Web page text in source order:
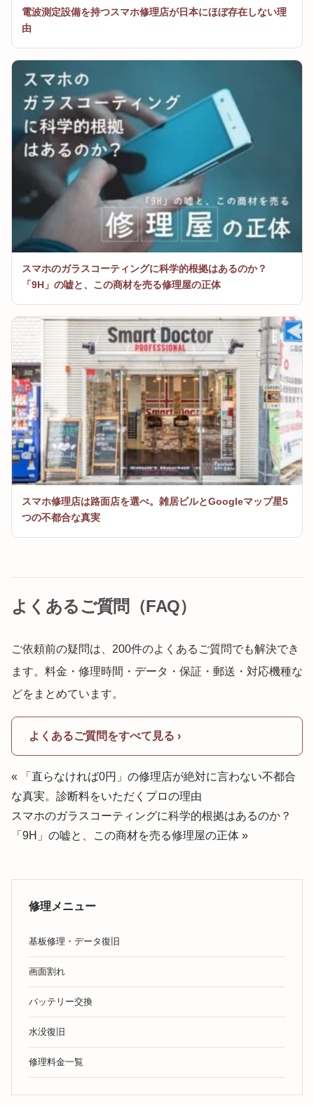
電波測定設備を持つスマホ修理店が日本にほぼ存在しない理
由
スマホのガラスコーティングに科学的根拠はあるのか？
「9H」の嘘と、この商材を売る修理屋の正体
スマホ修理店は路面店を選べ。雑居ビルとGoogleマップ星5
つの不都合な真実
よくあるご質問（FAQ）
ご依頼前の疑問は、200件のよくあるご質問でも解決でき
ます。料金・修理時間・データ・保証・郵送・対応機種な
どをまとめています。
よくあるご質問をすべて見る ›
« 「直らなければ0円」の修理店が絶対に言わない不都合
な真実。診断料をいただくプロの理由
スマホのガラスコーティングに科学的根拠はあるのか？
「9H」の嘘と、この商材を売る修理屋の正体 »
修理メニュー
基板修理・データ復旧
画面割れ
バッテリー交換
水没復旧
修理料金一覧